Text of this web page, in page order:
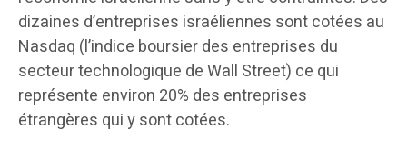
dizaines d’entreprises israéliennes sont cotées au
Nasdaq (l’indice boursier des entreprises du
secteur technologique de Wall Street) ce qui
représente environ 20% des entreprises
étrangères qui y sont cotées.